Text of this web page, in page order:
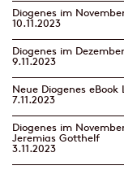
Diogenes im
10.11.2023
Diogenes im
9.11.2023
Neue Diogenes eBook
7.11.2023
Diogenes im
Jeremias Gotthelf
3.11.2023